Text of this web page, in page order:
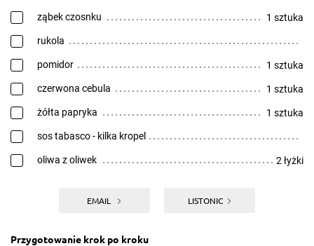
ząbek czosnku 1 sztuka
rukola
pomidor 1 sztuka
czerwona cebula 1 sztuka
żółta papryka 1 sztuka
sos tabasco - kilka kropel
oliwa z oliwek 2 łyżki
EMAIL LISTONIC
Przygotowanie krok po kroku